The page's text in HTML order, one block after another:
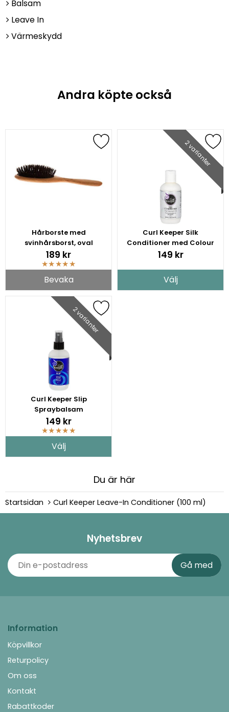
Balsam
Leave In
Värmeskydd
Andra köpte också
Hårborste med
svinhårsborst, oval
★★★★★
189 kr
Bevaka
2 varianter
Curl Keeper Silk
Conditioner med Colour
Keeper Technology
149 kr
Välj
2 varianter
Curl Keeper Slip
Spraybalsam
★★★★★
149 kr
Välj
Du är här
Startsidan Curl Keeper Leave-In Conditioner (100 ml)
Nyhetsbrev
Information
Köpvillkor
Returpolicy
Om oss
Kontakt
Rabattkoder